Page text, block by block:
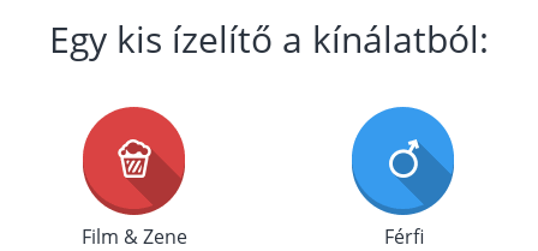
Egy kis ízelítő a kínálatból:
Film & Zene Férfi